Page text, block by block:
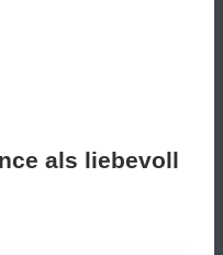
als liebevoll